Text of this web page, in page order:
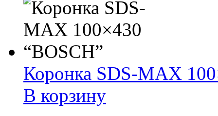
Коронка SDS-MAX
В корзину